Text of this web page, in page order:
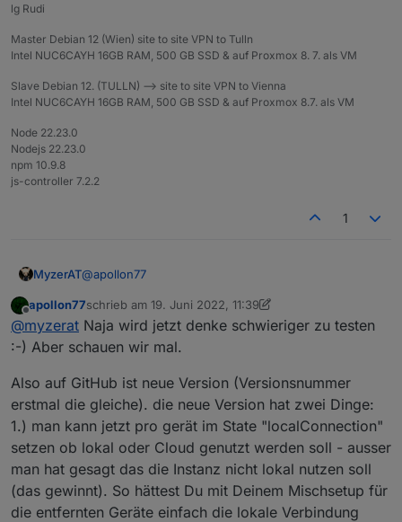
lg Rudi
Master Debian 12 (Wien) site to site VPN to Tulln
Intel NUC6CAYH 16GB RAM, 500 GB SSD & auf Proxmox 8. 7. als VM
Slave Debian 12. (TULLN) --> site to site VPN to Vienna
Intel NUC6CAYH 16GB RAM, 500 GB SSD & auf Proxmox 8.7. als VM
Node 22.23.0
Nodejs 22.23.0
npm 10.9.8
js-controller 7.2.2
1
MyzerAT@apollon77
ja, lokaler Modus bei beiden Instanzen!
Offline
apollon77schrieb am 19. Juni 2022, 11:39
zuletzt editiert von apollon77
@myzerat Naja wird jetzt denke schwieriger zu testen
:-) Aber schauen wir mal.
Also auf GitHub ist neue Version (Versionsnummer
erstmal die gleiche). die neue Version hat zwei Dinge:
1.) man kann jetzt pro gerät im State "localConnection"
setzen ob lokal oder Cloud genutzt werden soll - ausser
man hat gesagt das die Instanz nicht lokal nutzen soll
(das gewinnt). So hättest Du mit Deinem Mischsetup für
die entfernten Geräte einfach die lokale Verbindung